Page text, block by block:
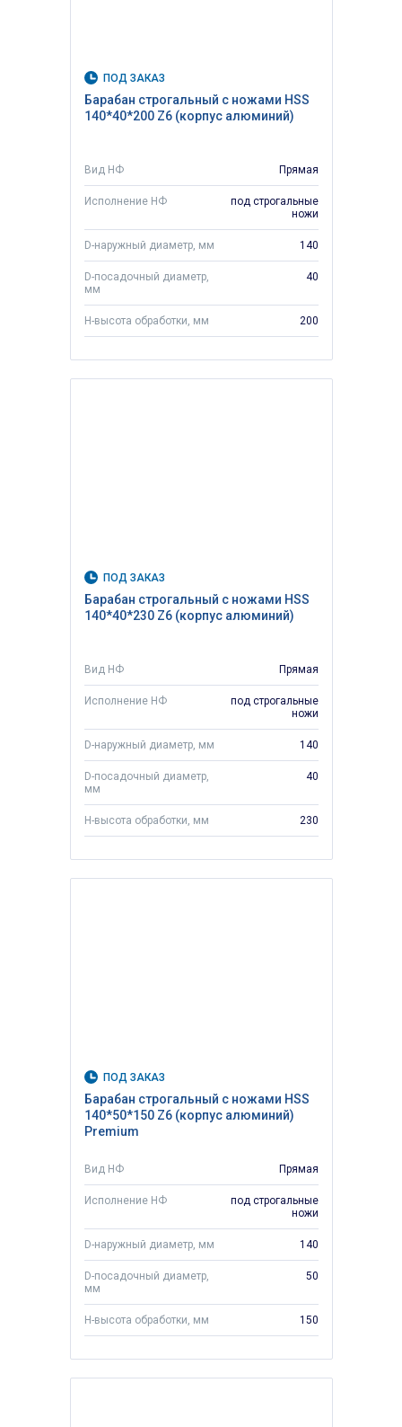
ПОД ЗАКАЗ
Барабан строгальный с ножами HSS
140*40*200 Z6 (корпус алюминий)
Вид НФ Прямая
Исполнение НФ
под строгальные
ножи
D-наружный диаметр, мм 140
D-посадочный диаметр,
мм
40
H-высота обработки, мм 200
ПОД ЗАКАЗ
Барабан строгальный с ножами HSS
140*40*230 Z6 (корпус алюминий)
Вид НФ Прямая
Исполнение НФ
под строгальные
ножи
D-наружный диаметр, мм 140
D-посадочный диаметр,
мм
40
H-высота обработки, мм 230
ПОД ЗАКАЗ
Барабан строгальный с ножами HSS
140*50*150 Z6 (корпус алюминий)
Premium
Вид НФ Прямая
Исполнение НФ
под строгальные
ножи
D-наружный диаметр, мм 140
D-посадочный диаметр,
мм
50
H-высота обработки, мм 150